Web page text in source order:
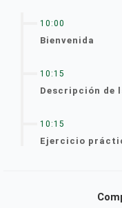
10:00
Bienvenida
10:15
Descripción de
10:15
Ejercicio